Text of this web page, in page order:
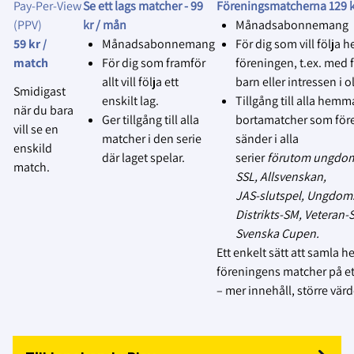
publiceras eller användas.
Respektera avslag utan förklaring:
Vår utgångspunkt är, genom
föreningens samtyckte, att
lagen, domare och funktionärer
har godkänt att matcher kan
sändas på Svensk Innebandys
officiella plattform Innebandy
MEN… Om något lag, domare
eller funktionär inte vill att
matchen livesänds eller spelas
in, respektera deras beslut utan
att kräva en förklaring, och
Följ föreningens ansvar
Pay‑Per‑View
(PPV)
59 kr /
match
Smidigast
när du bara
vill se en
enskild
match.
Se ett lags matcher -99
kr / mån
Månadsabonnemang
För dig som framför
allt vill följa ett
enskilt lag.
Ger tillgång till alla
matcher i den serie
där laget spelar.
Föreningsmatcherna 129
Månadsabonnemang
För dig som vill följa
föreningen, t.ex. med
barn eller intressen i
Tillgång till alla
bortamatcher som
sänder i alla
serierförutom
SSL, Allsvenskan,
JAS‑slutspel,
Distrikts‑SM,
Svenska Cupen.
Ett enkelt sätt att samla
föreningens matcher på
– mer innehåll, större